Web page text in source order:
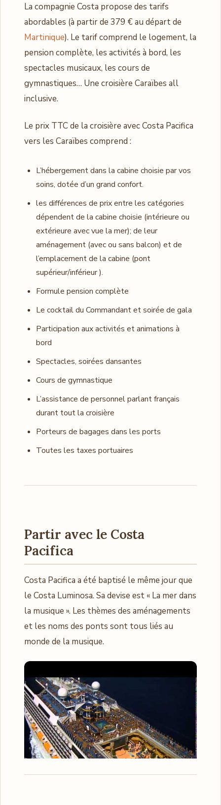
La compagnie Costa propose des tarifs
abordables (à partir de 379 € au départ de
Martinique). Le tarif comprend le logement, la
pension complète, les activités à bord, les
spectacles musicaux, les cours de
gymnastiques… Une croisière Caraïbes all
inclusive.
Le prix TTC de la croisière avec Costa Pacifica
vers les Caraïbes comprend :
L’hébergement dans la cabine choisie par vos
soins, dotée d’un grand confort.
les différences de prix entre les catégories
dépendent de la cabine choisie (intérieure ou
extérieure avec vue la mer); de leur
aménagement (avec ou sans balcon) et de
l’emplacement de la cabine (pont
supérieur/inférieur ).
Formule pension complète
Le cocktail du Commandant et soirée de gala
Participation aux activités et animations à
bord
Spectacles, soirées dansantes
Cours de gymnastique
L’assistance de personnel parlant français
durant tout la croisière
Porteurs de bagages dans les ports
Toutes les taxes portuaires
Partir avec le Costa
Pacifica
Costa Pacifica a été baptisé le même jour que
le Costa Luminosa. Sa devise est « La mer dans
la musique ». Les thèmes des aménagements
et les noms des ponts sont tous liés au
monde de la musique.